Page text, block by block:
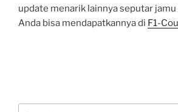
update menarik lainnya seputar jamu
Anda bisa mendapatkannya di F1-